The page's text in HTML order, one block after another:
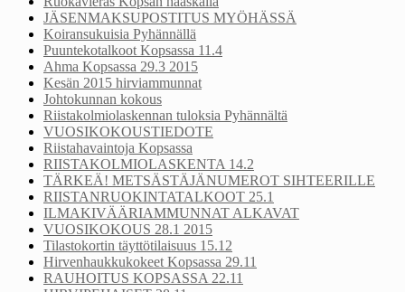
JÄSENMAKSUPOSTITUS MYÖHÄSSÄ
Koiransukuisia Pyhännällä
Puuntekotalkoot Kopsassa 11.4
Ahma Kopsassa 29.3 2015
Kesän 2015 hirviammunnat
Johtokunnan kokous
Riistakolmiolaskennan tuloksia Pyhännältä
VUOSIKOKOUSTIEDOTE
Riistahavaintoja Kopsassa
RIISTAKOLMIOLASKENTA 14.2
TÄRKEÄ! METSÄSTÄJÄNUMEROT SIHTEERILLE
RIISTANRUOKINTATALKOOT 25.1
ILMAKIVÄÄRIAMMUNNAT ALKAVAT
VUOSIKOKOUS 28.1 2015
Tilastokortin täyttötilaisuus 15.12
Hirvenhaukkukokeet Kopsassa 29.11
RAUHOITUS KOPSASSA 22.11